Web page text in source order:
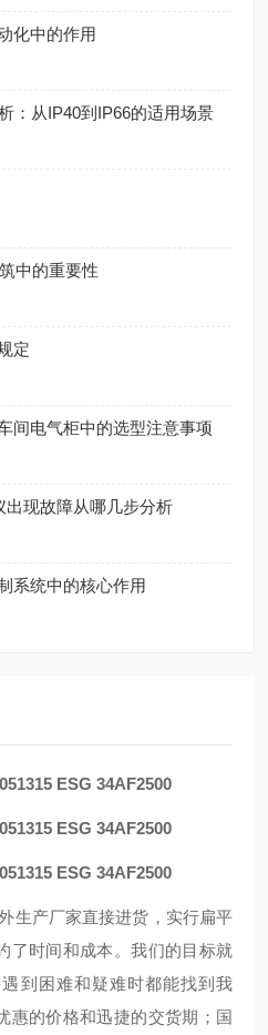
化中的作用
：从IP40到IP66的适用场景
中的重要性
定
间电气柜中的选型注意事项
出现故障从哪几步分析
系统中的核心作用
ESG 34AF2500
ESG 34AF2500
ESG 34AF2500
生产厂家直接进货，实行扁平
了时间和成本。我们的目标就
到困难和疑难时都能找到我
惠的价格和迅捷的交货期；国